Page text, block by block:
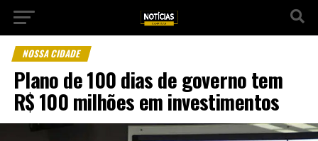
NOSSA CIDADE
Plano de 100 dias de governo tem
R$ 100 milhões em investimentos